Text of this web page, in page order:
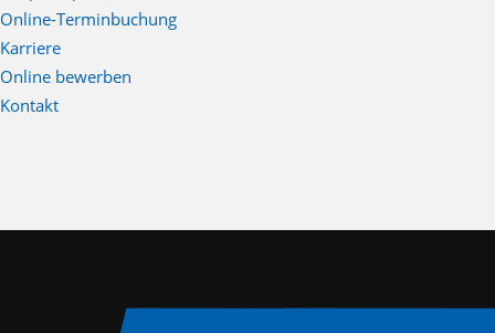
Online-Terminbuchung
Karriere
Online bewerben
Kontakt